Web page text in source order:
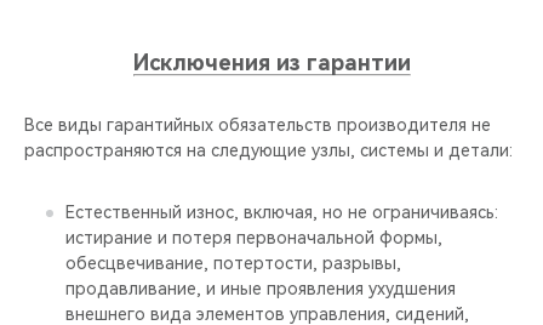
Исключения из гарантии
Все виды гарантийных обязательств производителя не
распространяются на следующие узлы, системы и детали:
Естественный износ, включая, но не ограничиваясь:
истирание и потеря первоначальной формы,
обесцвечивание, потертости, разрывы,
продавливание, и иные проявления ухудшения
внешнего вида элементов управления, сидений,